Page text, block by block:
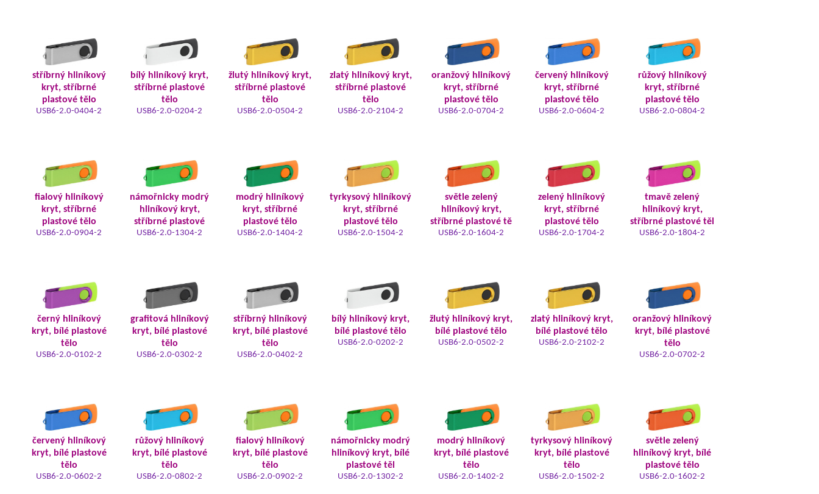
stříbrný hliníkový
kryt, stříbrné
plastové tělo
USB6-2.0-0404-2
bílý hliníkový kryt,
stříbrné plastové
tělo
USB6-2.0-0204-2
žlutý hliníkový kryt,
stříbrné plastové
tělo
USB6-2.0-0504-2
zlatý hliníkový kryt,
stříbrné plastové
tělo
USB6-2.0-2104-2
oranžový hliníkový
kryt, stříbrné
plastové tělo
USB6-2.0-0704-2
červený hliníkový
kryt, stříbrné
plastové tělo
USB6-2.0-0604-2
růžový hliníkový
kryt, stříbrné
plastové tělo
USB6-2.0-0804-2
fialový hliníkový
kryt, stříbrné
plastové tělo
USB6-2.0-0904-2
námořnicky modrý
hliníkový kryt,
stříbrné plastové
USB6-2.0-1304-2
modrý hliníkový
kryt, stříbrné
plastové tělo
USB6-2.0-1404-2
tyrkysový hliníkový
kryt, stříbrné
plastové tělo
USB6-2.0-1504-2
světle zelený
hliníkový kryt,
stříbrné plastové tě
USB6-2.0-1604-2
zelený hliníkový
kryt, stříbrné
plastové tělo
USB6-2.0-1704-2
tmavě zelený
hliníkový kryt,
stříbrné plastové těl
USB6-2.0-1804-2
černý hliníkový
kryt, bílé plastové
tělo
USB6-2.0-0102-2
grafitová hliníkový
kryt, bílé plastové
tělo
USB6-2.0-0302-2
stříbrný hliníkový
kryt, bílé plastové
tělo
USB6-2.0-0402-2
bílý hliníkový kryt,
bílé plastové tělo
USB6-2.0-0202-2
žlutý hliníkový kryt,
bílé plastové tělo
USB6-2.0-0502-2
zlatý hliníkový kryt,
bílé plastové tělo
USB6-2.0-2102-2
oranžový hliníkový
kryt, bílé plastové
tělo
USB6-2.0-0702-2
červený hliníkový
kryt, bílé plastové
tělo
USB6-2.0-0602-2
růžový hliníkový
kryt, bílé plastové
tělo
USB6-2.0-0802-2
fialový hliníkový
kryt, bílé plastové
tělo
USB6-2.0-0902-2
námořnicky modrý
hliníkový kryt, bílé
plastové těl
USB6-2.0-1302-2
modrý hliníkový
kryt, bílé plastové
tělo
USB6-2.0-1402-2
tyrkysový hliníkový
kryt, bílé plastové
tělo
USB6-2.0-1502-2
světle zelený
hliníkový kryt, bílé
plastové tělo
USB6-2.0-1602-2